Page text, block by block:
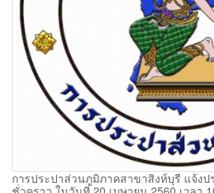
การประปาส่วนภูมิภาคสาขาสิงห์บุรี แจ้ง